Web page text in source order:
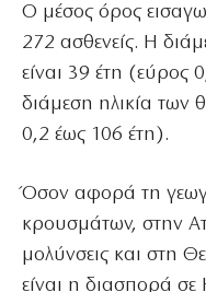
Ο μέσος όρος
272 ασθενείς. Η
είναι 39 έτη (εύρος
διάμεση ηλικία των
0,2 έως 106 έτη).
Όσον αφορά τη
κρουσμάτων, στην
μολύνσεις και στη
είναι η διασπορά σε